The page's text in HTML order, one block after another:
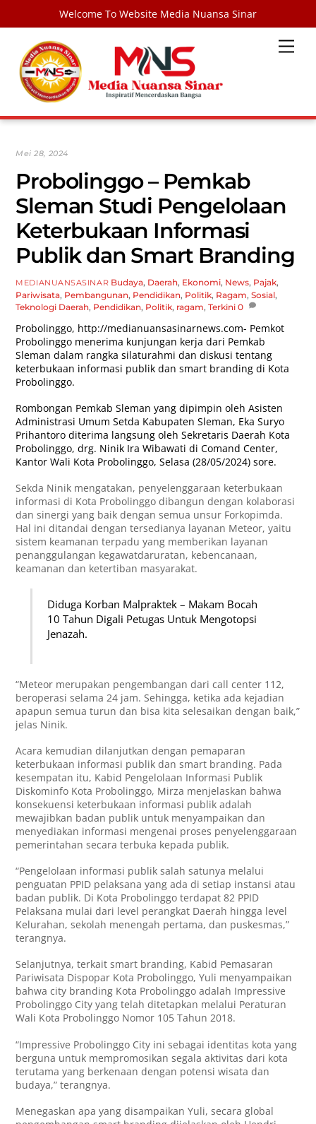
Welcome To Website Media Nuansa Sinar
content
Mei 28, 2024
Probolinggo – Pemkab
Sleman Studi Pengelolaan
Keterbukaan Informasi
Publik dan Smart Branding
MEDIANUANSASINAR Budaya, Daerah, Ekonomi, News, Pajak,
Pariwisata, Pembangunan, Pendidikan, Politik, Ragam,Sosial,
Teknologi Daerah, Pendidikan, Politik, ragam,Terkini 0
Probolinggo, http://medianuansasinarnews.com- Pemkot
Probolinggo menerima kunjungan kerja dari Pemkab
Sleman dalam rangka silaturahmi dan diskusi tentang
keterbukaan informasi publik dan smart branding di Kota
Probolinggo.
Rombongan Pemkab Sleman yang dipimpin oleh Asisten
Administrasi Umum Setda Kabupaten Sleman, Eka Suryo
Prihantoro diterima langsung oleh Sekretaris Daerah Kota
Probolinggo, drg. Ninik Ira Wibawati di Comand Center,
Kantor Wali Kota Probolinggo, Selasa (28/05/2024) sore.
Sekda Ninik mengatakan, penyelenggaraan keterbukaan
informasi di Kota Probolinggo dibangun dengan kolaborasi
dan sinergi yang baik dengan semua unsur Forkopimda.
Hal ini ditandai dengan tersedianya layanan Meteor, yaitu
sistem keamanan terpadu yang memberikan layanan
penanggulangan kegawatdaruratan, kebencanaan,
keamanan dan ketertiban masyarakat.
Diduga Korban Malpraktek – Makam Bocah
10 Tahun Digali Petugas Untuk Mengotopsi
Jenazah.
“Meteor merupakan pengembangan dari call center 112,
beroperasi selama 24 jam. Sehingga, ketika ada kejadian
apapun semua turun dan bisa kita selesaikan dengan baik,”
jelas Ninik.
Acara kemudian dilanjutkan dengan pemaparan
keterbukaan informasi publik dan smart branding. Pada
kesempatan itu, Kabid Pengelolaan Informasi Publik
Diskominfo Kota Probolinggo, Mirza menjelaskan bahwa
konsekuensi keterbukaan informasi publik adalah
mewajibkan badan publik untuk menyampaikan dan
menyediakan informasi mengenai proses penyelenggaraan
pemerintahan secara terbuka kepada publik.
“Pengelolaan informasi publik salah satunya melalui
penguatan PPID pelaksana yang ada di setiap instansi atau
badan publik. Di Kota Probolinggo terdapat 82 PPID
Pelaksana mulai dari level perangkat Daerah hingga level
Kelurahan, sekolah menengah pertama, dan puskesmas,”
terangnya.
Selanjutnya, terkait smart branding, Kabid Pemasaran
Pariwisata Dispopar Kota Probolinggo, Yuli menyampaikan
bahwa city branding Kota Probolinggo adalah Impressive
Probolinggo City yang telah ditetapkan melalui Peraturan
Wali Kota Probolinggo Nomor 105 Tahun 2018.
“Impressive Probolinggo City ini sebagai identitas kota yang
berguna untuk mempromosikan segala aktivitas dari kota
terutama yang berkenaan dengan potensi wisata dan
budaya,” terangnya.
Menegaskan apa yang disampaikan Yuli, secara global